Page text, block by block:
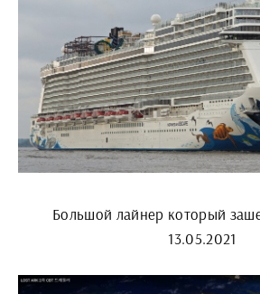
Большой лайнер который
13.05.2021